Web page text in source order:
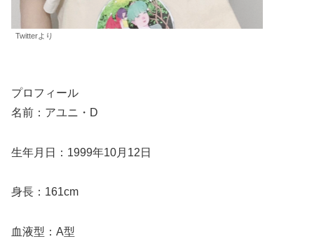
Twitterより
プロフィール
名前：アユニ・D
生年月日：1999年10月12日
身長：161cm
血液型：A型